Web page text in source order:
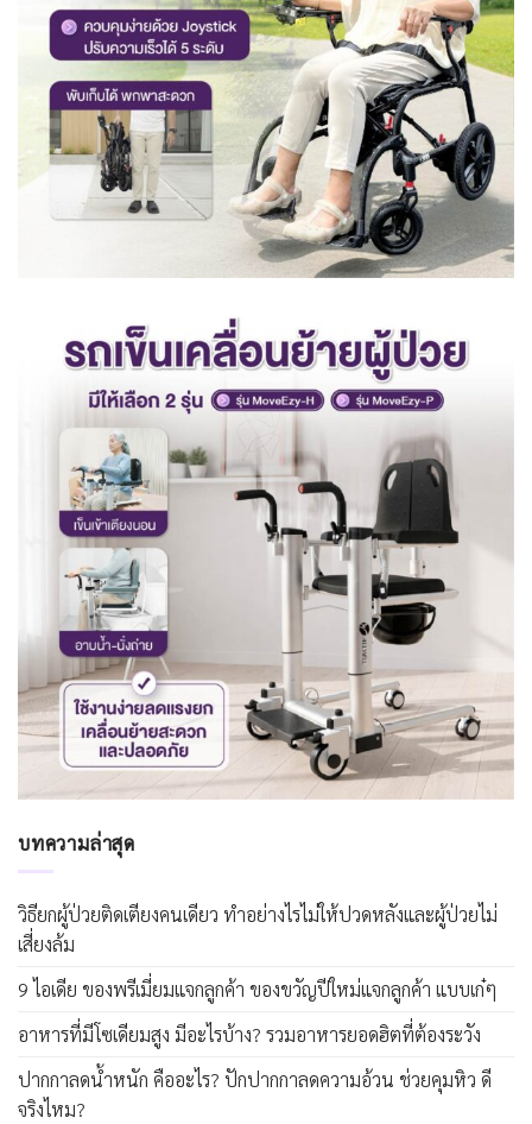
บทความล่าสุด
วิธียกผู้ป่วยติดเตียงคนเดียว ทำอย่างไรไม่ให้ปวดหลังและผู้ป่วยไม่
เสี่ยงล้ม
9 ไอเดีย ของพรีเมี่ยมแจกลูกค้า ของขวัญปีใหม่แจกลูกค้า แบบเก๋ๆ
อาหารที่มีโซเดียมสูง มีอะไรบ้าง? รวมอาหารยอดฮิตที่ต้องระวัง
ปากกาลดน้ำหนัก คืออะไร? ปักปากกาลดความอ้วน ช่วยคุมหิว ดี
จริงไหม?